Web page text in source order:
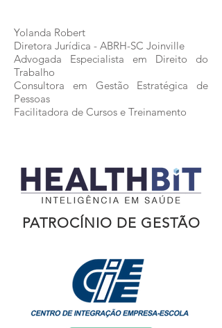
Yolanda Robert
Diretora Jurídica - ABRH-SC Joinville
Advogada Especialista em Direito do
Trabalho
Consultora em Gestão Estratégica de
Pessoas
Facilitadora de Cursos e Treinamento
PATROCÍNIO DE GESTÃO